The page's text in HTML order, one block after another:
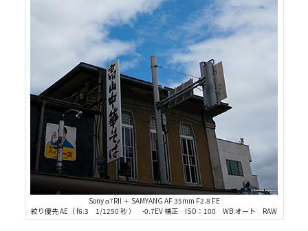
Sony α7RII ＋ SAMYANG AF 35mm F2.8 FE
絞り優先 AE（ f6.3 1/1250 秒 ） -0.7EV 補正 ISO：100 WB:オート RAW